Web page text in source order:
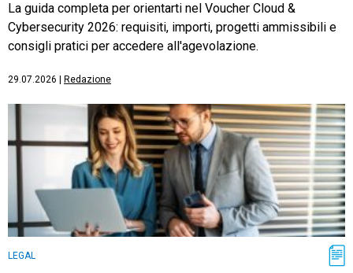
La guida completa per orientarti nel Voucher Cloud &
Cybersecurity 2026: requisiti, importi, progetti ammissibili e
consigli pratici per accedere all'agevolazione.
29.07.2026 Redazione
LEGAL